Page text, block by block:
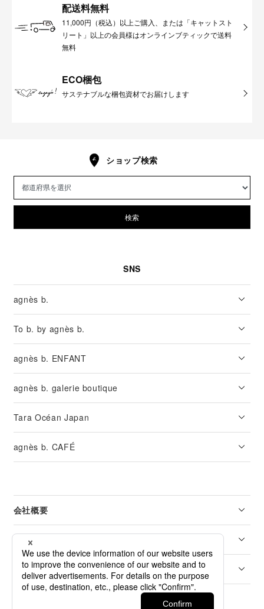
配送料無料
11,000円（税込）以上ご購入、または「キャットスト
リート」以上の会員様はオンラインブティックで送料
無料
ECO梱包
サステナブルな梱包資材でお届けします
ショップ検索
検索
SNS
agnès b.
To b. by agnès b.
agnès b. ENFANT
agnès b. galerie boutique
Tara Océan Japan
agnès b. CAFÉ
会社概要
リーガル
カスタマーサービス